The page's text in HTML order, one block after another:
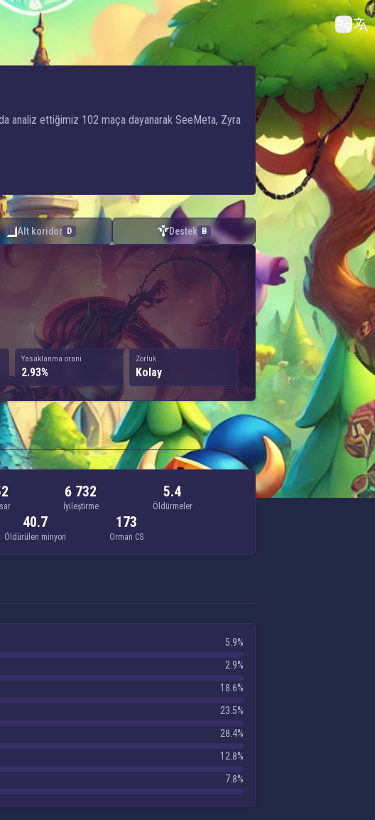
analiz ettiğimiz 102 maça dayanarak SeeMeta, Zyra
Alt koridor D Destek B
Yasaklanma oranı
2.93%
Zorluk
Kolay
6 732
İyileştirme
5.4
Öldürmeler
40.7
Öldürülen minyon
173
Orman CS
5.9%
2.9%
18.6%
23.5%
28.4%
12.8%
7.8%